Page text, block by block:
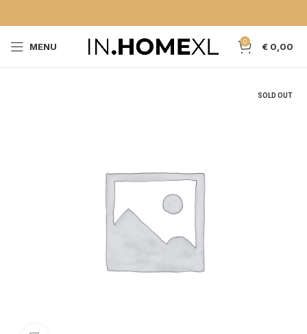
MENU 0 € 0,00
SOLD OUT